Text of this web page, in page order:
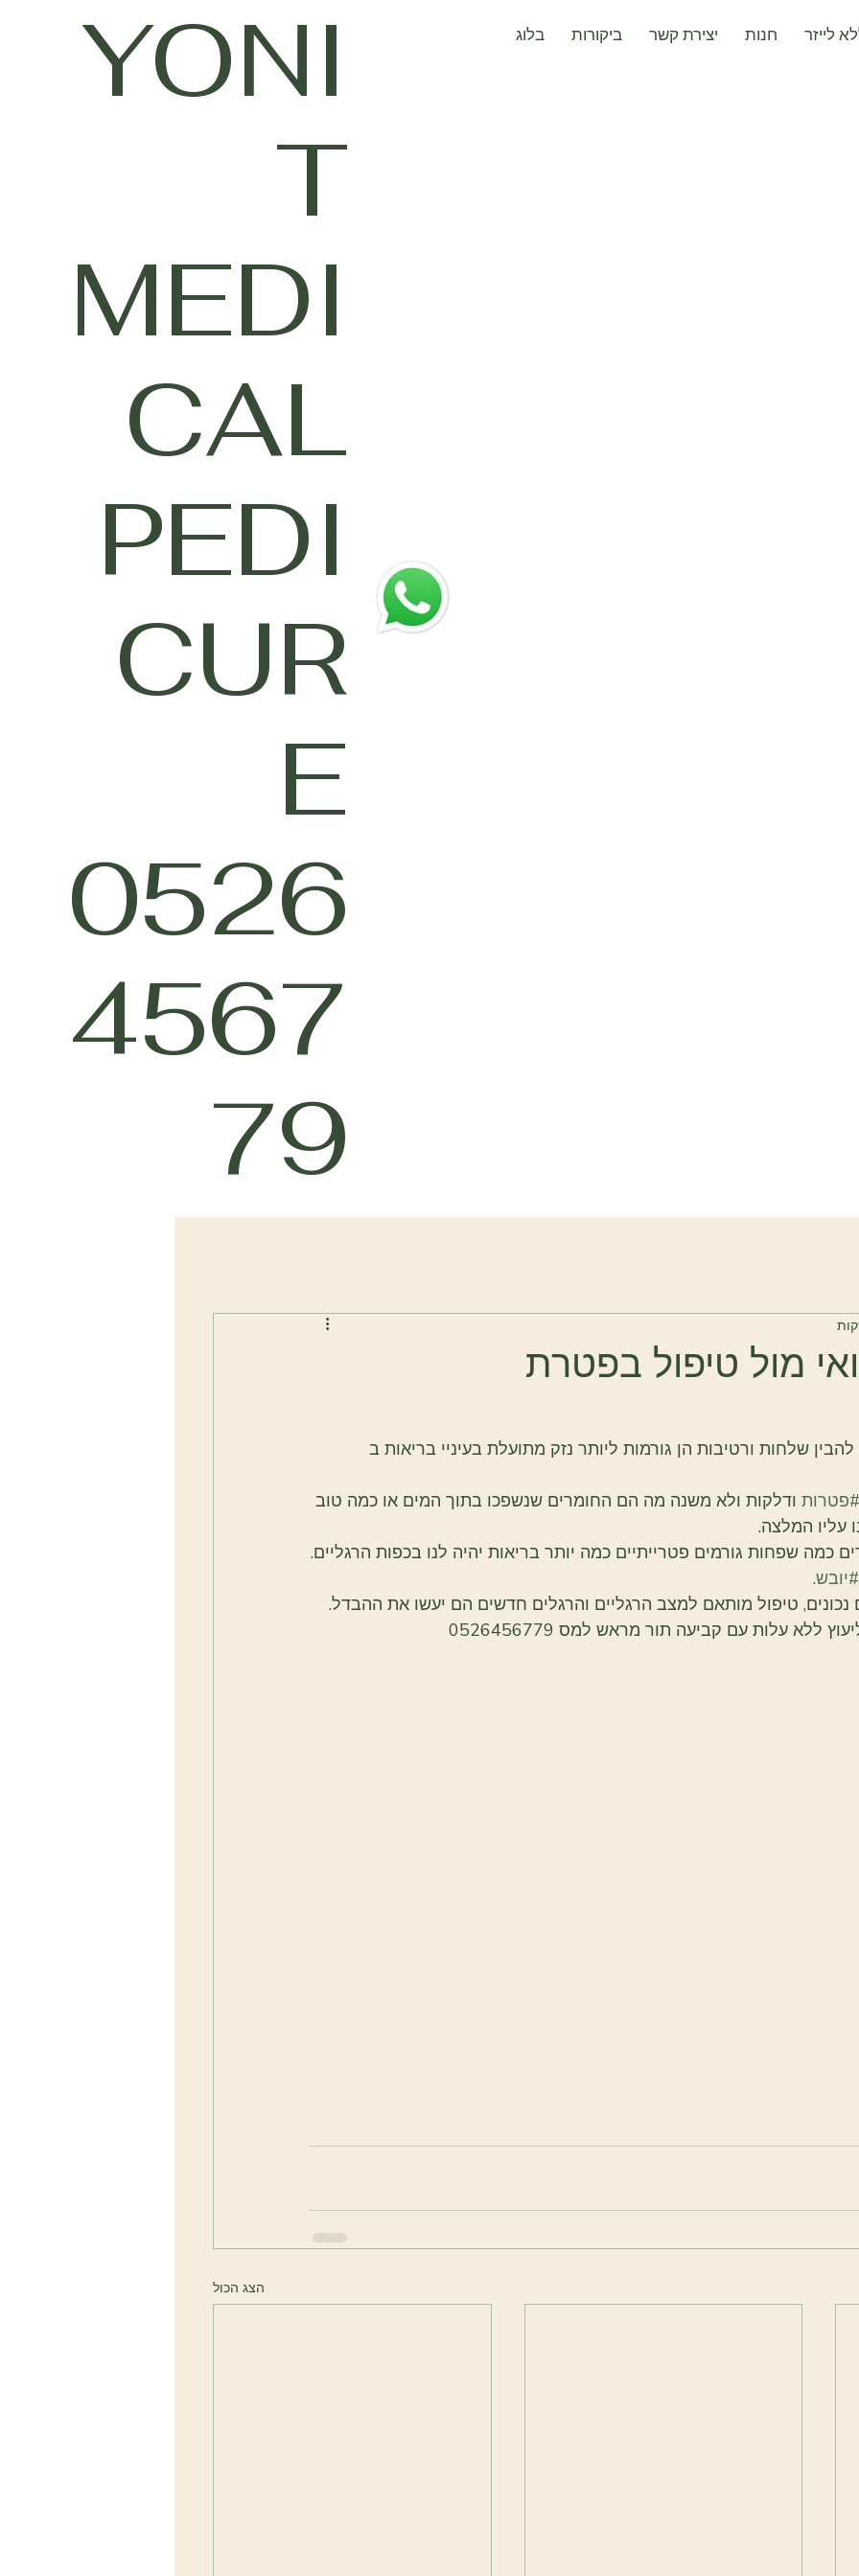
לייזר חנות יצירת קשר ביקורות בלוג
YONI
T
MEDI
CAL
PEDI
CUR
E
0526
4567
79
מול טיפול בפטרת
שלחות ורטיבות הן גורמות ליותר נזק מתועלת בעיניי בריאות ב
#פטרות ודלקות ולא משנה מה הם החומרים שנשפכו בתוך המים או כמה טוב
עליו המלצה.
כמה שפחות גורמים פטרייתיים כמה יותר בריאות יהיה לנו בכפות הרגליים.
#יובש.
נכונים, טיפול מותאם למצב הרגליים והרגלים חדשים הם יעשו את ההבדל.
ללא עלות עם קביעה תור מראש למס 0526456779
הצג הכול